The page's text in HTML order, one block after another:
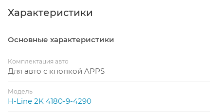
Характеристики
Основные характеристики
Комплектация авто
Для авто с кнопкой APPS
Модель
H-Line 2K 4180-9-4290